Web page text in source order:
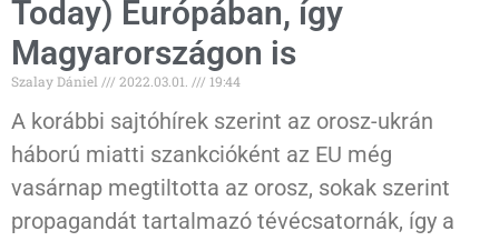
Today) Európában, így
Magyarországon is
Szalay Dániel 2022.03.01. 19:44
A korábbi sajtóhírek szerint az orosz-ukrán
háború miatti szankcióként az EU még
vasárnap megtiltotta az orosz, sokak szerint
propagandát tartalmazó tévécsatornák, így a